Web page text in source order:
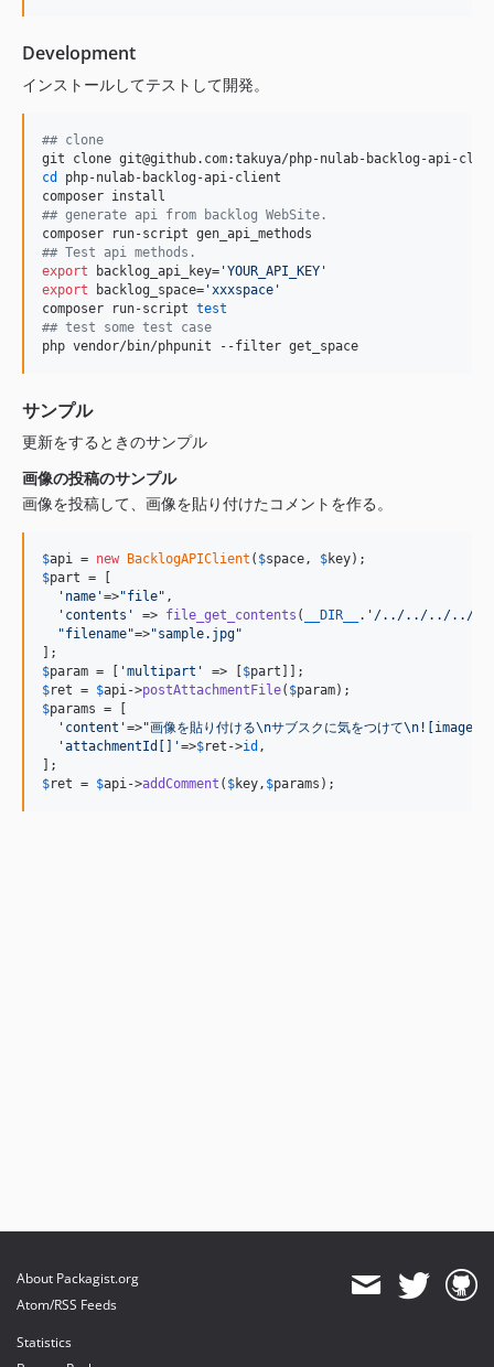
Development
インストールしてテストして開発。
## clone
cd
php-nulab-backlog-api-client
## generate api from backlog WebSite.
## Test api methods.
export backlog_api_key= 'YOUR_API_KEY '
export backlog_space= 'xxxspace '
composer run-script test
## test some test case
php vendor/bin/phpunit --filter get_space
サンプル
更新をするときのサンプル
画像の投稿のサンプル
画像を投稿して、画像を貼り付けたコメントを作る。
$api = new BacklogAPIClient ( $space, $key
$part = [
' name '=>"file" ,
' contents ' => file_get_contents ( __DIR__ . ' /../../../../
"filename"=>"sample.jpg"
$param = [ 'multipart ' => [ $part
$ret = $api->postAttachmentFile( $param
$params = [
' content '=>"画像を貼り付ける\nサブスクに気をつけて\n
'attachmentId[] '=>$ret ->id ,
$ret = $api->addComment ( $key, $params );
About Packagist.org
Atom/RSS Feeds
Statistics